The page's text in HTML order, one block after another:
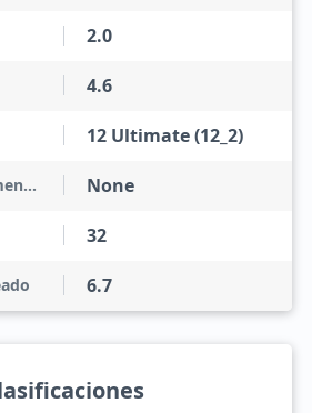
2.0
4.6
12 Ultimate (12_2)
Conectores de alimentación None
32
6.7